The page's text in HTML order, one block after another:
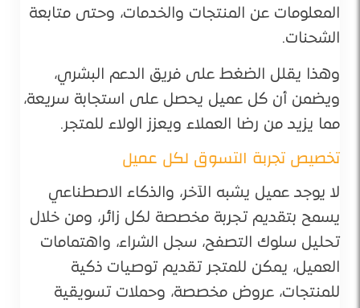
المعلومات عن المنتجات والخدمات، وحتى متابعة
الشحنات.
وهذا يقلل الضغط على فريق الدعم البشري،
ويضمن أن كل عميل يحصل على استجابة سريعة،
مما يزيد من رضا العملاء ويعزز الولاء للمتجر.
تخصيص تجربة التسوق لكل عميل
لا يوجد عميل يشبه الآخر، والذكاء الاصطناعي
يسمح بتقديم تجربة مخصصة لكل زائر، ومن خلال
تحليل سلوك التصفح، سجل الشراء، واهتمامات
العميل، يمكن للمتجر تقديم توصيات ذكية
للمنتجات، عروض مخصصة، وحملات تسويقية